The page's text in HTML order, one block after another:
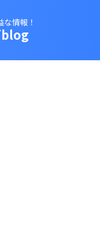
情報！
blog